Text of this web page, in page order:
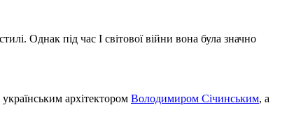
Однак під час І світової війни вона була значно
архітектором Володимиром Січинським, а